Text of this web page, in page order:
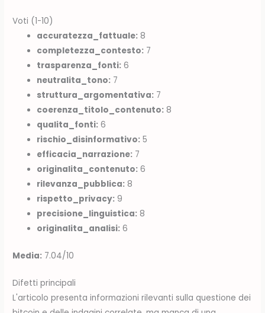
Voti (1-10)
accuratezza_fattuale: 8
completezza_contesto: 7
trasparenza_fonti: 6
neutralita_tono: 7
struttura_argomentativa: 7
coerenza_titolo_contenuto: 8
qualita_fonti: 6
rischio_disinformativo: 5
efficacia_narrazione: 7
originalita_contenuto: 6
rilevanza_pubblica: 8
rispetto_privacy: 9
precisione_linguistica: 8
originalita_analisi: 6
Media: 7.04/10
Difetti principali
L'articolo presenta informazioni rilevanti sulla questione dei